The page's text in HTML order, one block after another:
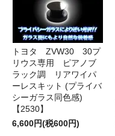
トヨタ ZVW30 30プ
リウス専用 ピアノブ
ラック調 リアワイパ
ーレスキット (プライバ
シーガラス同色感)
【2530】
6,600円(税600円)